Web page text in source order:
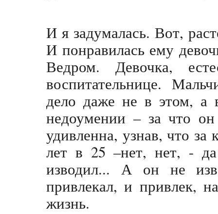
И я задумалась. Вот,
И понравилась ему
Ведром. Девочка,
воспитательнице.
дело даже не в этом, а
недоумении – за что
удивленна, узнав, что
лет в 25 –нет, нет, -
изводил... А он не
привлекал, и привлек,
жизнь.